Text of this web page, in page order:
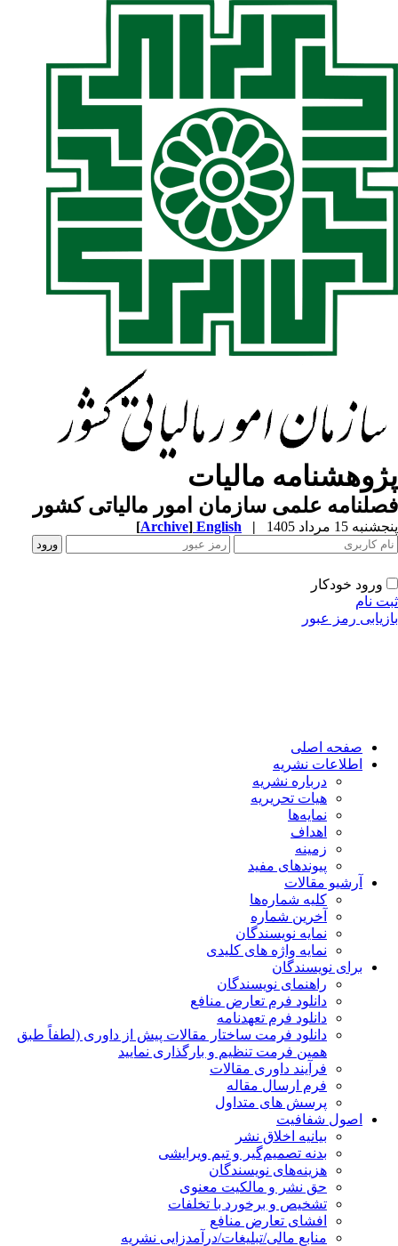
مالیات
علمی سازمان امور مالیاتی کشور
15 مرداد 1405 |
English
[Archive]
ورود خودکار
نام
رمز عبور
صفحه اصلی
اطلاعات نشریه
درباره نشریه
هیات تحریریه
نمایه‌ها
اهداف
زمینه
پیوندهای مفید
آرشیو مقالات
کلیه شماره‌ها
آخرین شماره
نمایه نویسندگان
نمایه واژه های کلیدی
برای نویسندگان
راهنمای نویسندگان
دانلود فرم تعارض منافع
دانلود فرم تعهدنامه
دانلود فرمت ساختار مقالات پیش از داوری (لطفاً طبق
همین فرمت تنظیم و بارگذاری نمایید
فرآیند داوری مقالات
فرم ارسال مقاله
پرسش های متداول
اصول شفافیت
بیانیه اخلاق نشر
بدنه تصمیم‌گیر و تیم ویرایشی
هزینه‌های نویسندگان
حق نشر و مالکیت معنوی
تشخیص و برخورد با تخلفات
افشای تعارض منافع
منابع مالی/تبلیغات/درآمدزایی نشریه